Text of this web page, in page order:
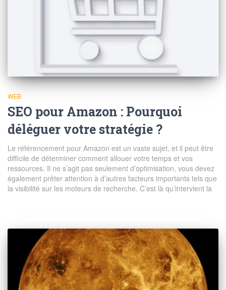
WEB
SEO pour Amazon : Pourquoi
déléguer votre stratégie ?
Le référencement pour Amazon est un vaste sujet, et il peut être
difficile de déterminer comment allouer votre temps et vos
ressources. Il ne s’agit pas seulement d’optimisation, vous devez
également prêter attention à d’autres facteurs importants tels que
la visibilité sur les moteurs de recherche. C’est là qu’intervient la